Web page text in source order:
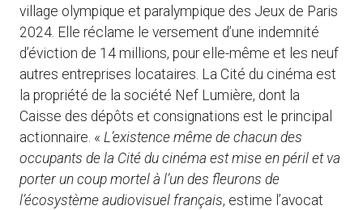
village olympique et paralympique des Jeux de Paris
2024. Elle réclame le versement d’une indemnité
d’éviction de 14 millions, pour elle-même et les neuf
autres entreprises locataires. La Cité du cinéma est
la propriété de la société Nef Lumière, dont la
Caisse des dépôts et consignations est le principal
actionnaire. « L’existence même de chacun des
occupants de la Cité du cinéma est mise en péril et va
porter un coup mortel à l’un des fleurons de
l’écosystème audiovisuel français, estime l’avocat